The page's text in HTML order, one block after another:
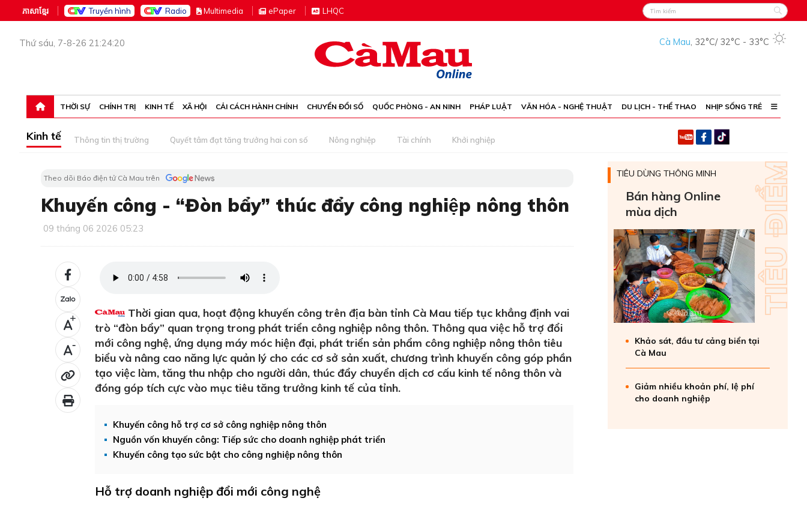
ភាសាខ្មែរ Truyền hình Radio Multimedia ePaper LHQC
Thứ sáu, 7-8-26 21:24:20 Cà Mau, 32°C/ 32°C - 33°C
THỜI SỰ CHÍNH TRỊ KINH TẾ XÃ HỘI CẢI CÁCH HÀNH CHÍNH CHUYỂN ĐỔI SỐ QUỐC PHÒNG - AN NINH PHÁP LUẬT VĂN HÓA - NGHỆ THUẬT DU LỊCH - THỂ THAO NHỊP SỐNG TRẺ
Kinh tế Thông tin thị trường Quyết tâm đạt tăng trưởng hai con số Nông nghiệp Tài chính Khởi nghiệp
Theo dõi Báo điện tử Cà Mau trên
Khuyến công - “Đòn bẩy” thúc đẩy công nghiệp nông thôn
09 tháng 06 2026 05:23
+
-
Thời gian qua, hoạt động khuyến công trên địa bàn tỉnh Cà Mau tiếp tục khẳng định vai
trò “đòn bẩy” quan trọng trong phát triển công nghiệp nông thôn. Thông qua việc hỗ trợ đổi
mới công nghệ, ứng dụng máy móc hiện đại, phát triển sản phẩm công nghiệp nông thôn tiêu
biểu và nâng cao năng lực quản lý cho các cơ sở sản xuất, chương trình khuyến công góp phần
tạo việc làm, tăng thu nhập cho người dân, thúc đẩy chuyển dịch cơ cấu kinh tế nông thôn và
đóng góp tích cực vào mục tiêu tăng trưởng kinh tế của tỉnh.
Khuyến công hỗ trợ cơ sở công nghiệp nông thôn
Nguồn vốn khuyến công: Tiếp sức cho doanh nghiệp phát triển
Khuyến công tạo sức bật cho công nghiệp nông thôn
Hỗ trợ doanh nghiệp đổi mới công nghệ
TIÊU DÙNG THÔNG MINH
Bán hàng Online
mùa dịch
Khảo sát, đầu tư cảng biển tại
Cà Mau
Giảm nhiều khoản phí, lệ phí
cho doanh nghiệp